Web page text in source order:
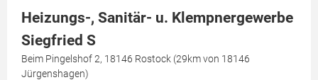
Heizungs-, Sanitär- u. Klempnergewerbe
Siegfried S
Beim Pingelshof 2, 18146 Rostock (29km von 18146
Jürgenshagen)